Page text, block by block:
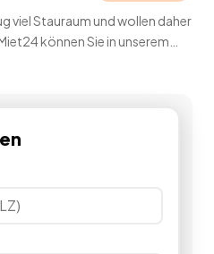
viel Stauraum und wollen daher
können Sie in unserem
Anhänger mieten und
mieten können Sie jeden
mieten und loslegen.